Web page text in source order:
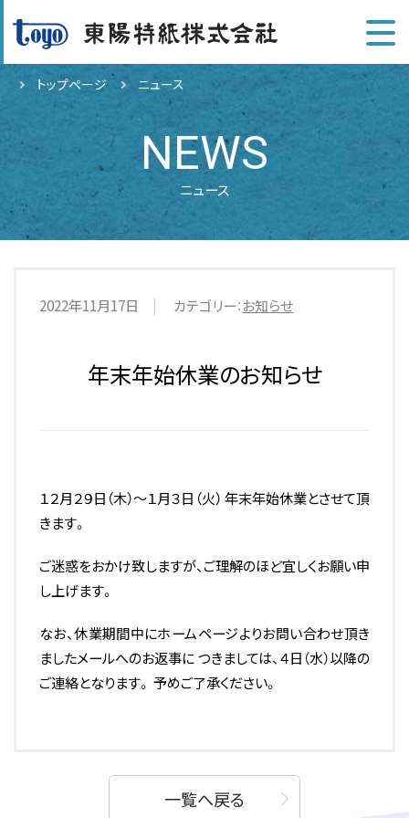
トップページ ニュース
NEWS
ニュース
2022年11月17日 カテゴリー：お知らせ
年末年始休業のお知らせ
１２月２９日（木）～１月３日（火） 年末年始休業とさせて頂
きます。
ご迷惑をおかけ致しますが、ご理解のほど宜しくお願い申
し上げます。
なお、休業期間中にホームページよりお問い合わせ頂き
ましたメールへのお返事に つきましては、４日（水）以降の
ご連絡となります。 予めご了承ください。
一覧へ戻る